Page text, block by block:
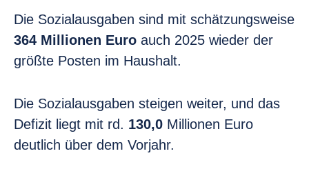
Die Sozialausgaben sind mit schätzungsweise
364 Millionen Euro auch 2025 wieder der
größte Posten im Haushalt.
Die Sozialausgaben steigen weiter, und das
Defizit liegt mit rd. 130,0 Millionen Euro
deutlich über dem Vorjahr.